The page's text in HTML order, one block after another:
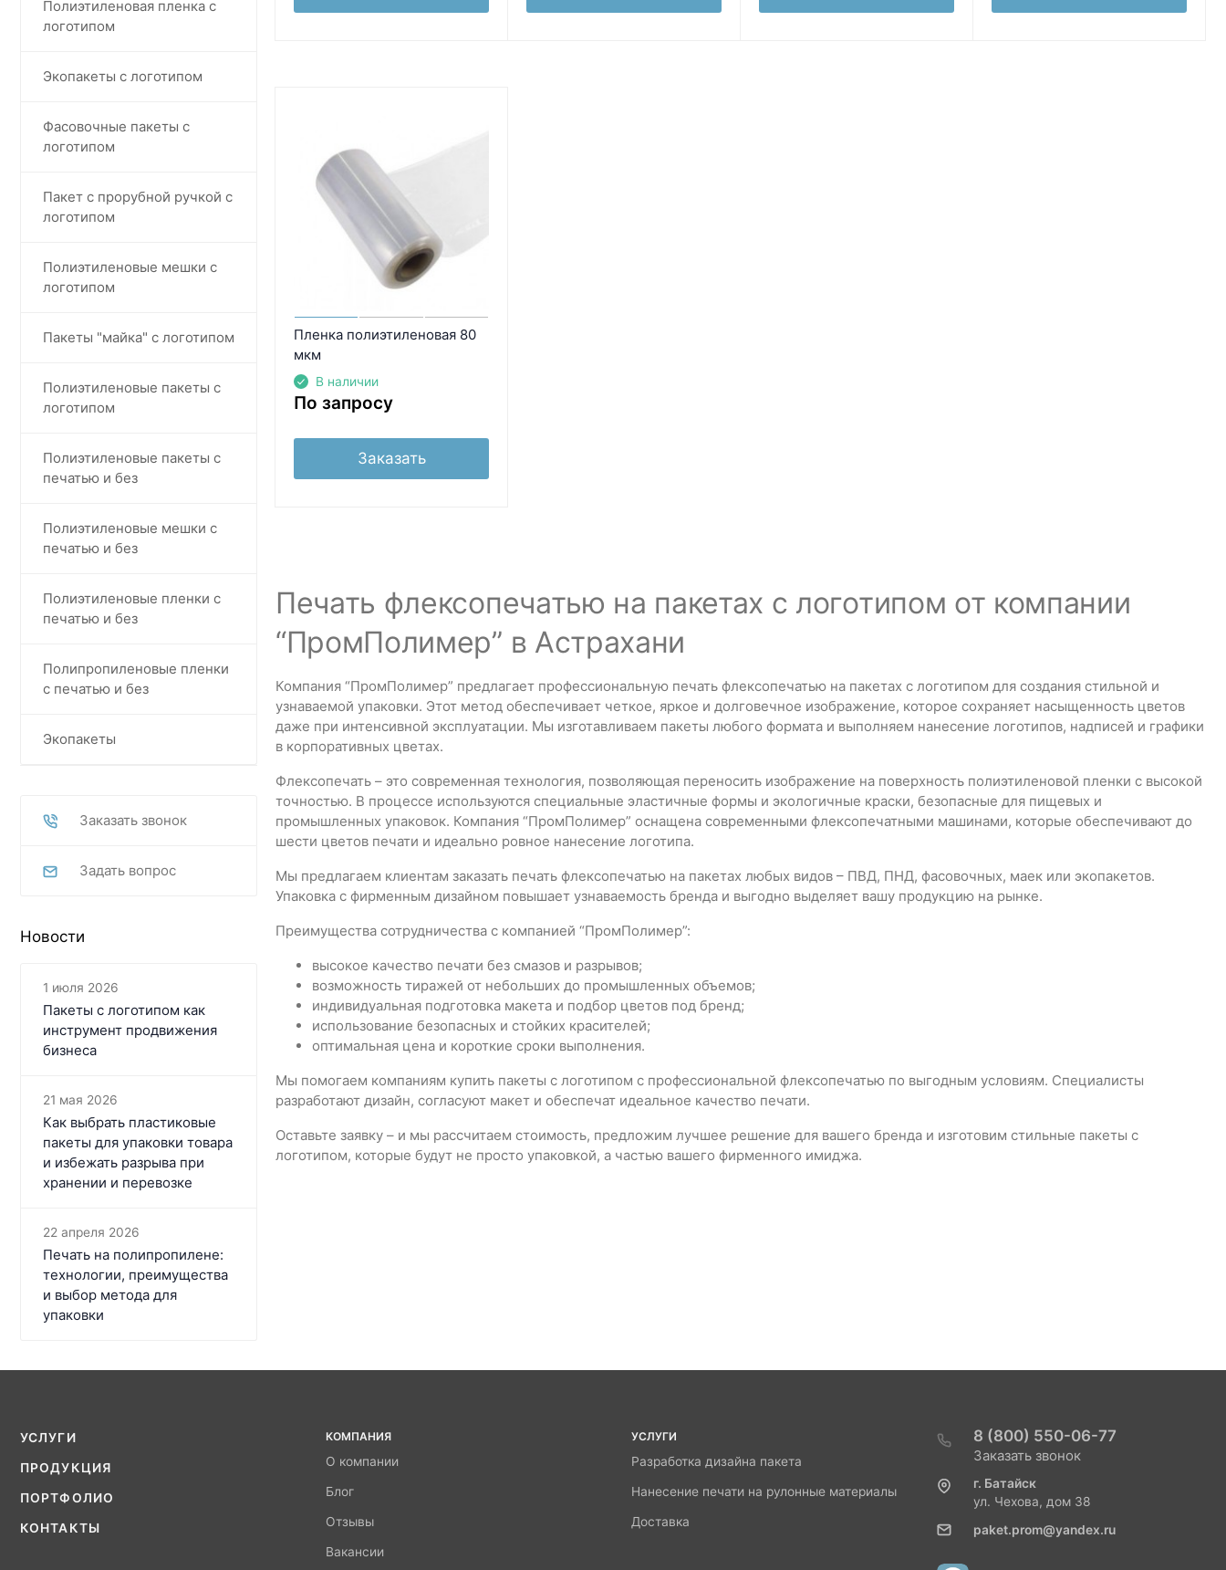
Полиэтиленовая пленка с
логотипом
Экопакеты с логотипом
Фасовочные пакеты с
логотипом
Пакет с прорубной ручкой с
логотипом
Полиэтиленовые мешки с
логотипом
Пакеты "майка" с логотипом
Полиэтиленовые пакеты с
логотипом
Полиэтиленовые пакеты с
печатью и без
Полиэтиленовые мешки с
печатью и без
Полиэтиленовые пленки с
печатью и без
Полипропиленовые пленки
с печатью и без
Экопакеты
Заказать звонок
Задать вопрос
Новости
1 июля 2026
Пакеты с логотипом как
инструмент продвижения
бизнеса
21 мая 2026
Как выбрать пластиковые
пакеты для упаковки товара
и избежать разрыва при
хранении и перевозке
22 апреля 2026
Печать на полипропилене:
технологии, преимущества
и выбор метода для
упаковки
Пленка полиэтиленовая 80
мкм
В наличии
По запросу
Заказать
Печать флексопечатью на пакетах с логотипом от компании
“ПромПолимер” в Астрахани
Компания “ПромПолимер” предлагает профессиональную печать флексопечатью на пакетах с логотипом для создания стильной и
узнаваемой упаковки. Этот метод обеспечивает четкое, яркое и долговечное изображение, которое сохраняет насыщенность цветов
даже при интенсивной эксплуатации. Мы изготавливаем пакеты любого формата и выполняем нанесение логотипов, надписей и графики
в корпоративных цветах.
Флексопечать – это современная технология, позволяющая переносить изображение на поверхность полиэтиленовой пленки с высокой
точностью. В процессе используются специальные эластичные формы и экологичные краски, безопасные для пищевых и
промышленных упаковок. Компания “ПромПолимер” оснащена современными флексопечатными машинами, которые обеспечивают до
шести цветов печати и идеально ровное нанесение логотипа.
Мы предлагаем клиентам заказать печать флексопечатью на пакетах любых видов – ПВД, ПНД, фасовочных, маек или экопакетов.
Упаковка с фирменным дизайном повышает узнаваемость бренда и выгодно выделяет вашу продукцию на рынке.
Преимущества сотрудничества с компанией “ПромПолимер”:
высокое качество печати без смазов и разрывов;
возможность тиражей от небольших до промышленных объемов;
индивидуальная подготовка макета и подбор цветов под бренд;
использование безопасных и стойких красителей;
оптимальная цена и короткие сроки выполнения.
Мы помогаем компаниям купить пакеты с логотипом с профессиональной флексопечатью по выгодным условиям. Специалисты
разработают дизайн, согласуют макет и обеспечат идеальное качество печати.
Оставьте заявку – и мы рассчитаем стоимость, предложим лучшее решение для вашего бренда и изготовим стильные пакеты с
логотипом, которые будут не просто упаковкой, а частью вашего фирменного имиджа.
УСЛУГИ
ПРОДУКЦИЯ
ПОРТФОЛИО
КОНТАКТЫ
КОМПАНИЯ
О компании
Блог
Отзывы
Вакансии
УСЛУГИ
Разработка дизайна пакета
Нанесение печати на рулонные материалы
Доставка
8 (800) 550-06-77
Заказать звонок
г. Батайск
ул. Чехова, дом 38
paket.prom@yandex.ru